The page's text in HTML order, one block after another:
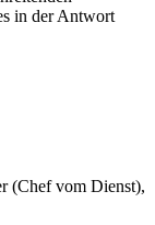
in der Antwort
(Chef vom Dienst),